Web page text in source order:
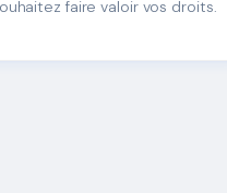
faire valoir vos droits.